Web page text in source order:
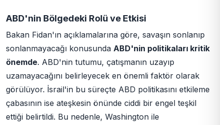
ABD'nin Bölgedeki Rolü ve Etkisi
Bakan Fidan'ın açıklamalarına göre, savaşın sonlanıp
sonlanmayacağı konusunda ABD'nin politikaları kritik
önemde. ABD'nin tutumu, çatışmanın uzayıp
uzamayacağını belirleyecek en önemli faktör olarak
görülüyor. İsrail'in bu süreçte ABD politikasını etkileme
çabasının ise ateşkesin önünde ciddi bir engel teşkil
ettiği belirtildi. Bu nedenle, Washington ile